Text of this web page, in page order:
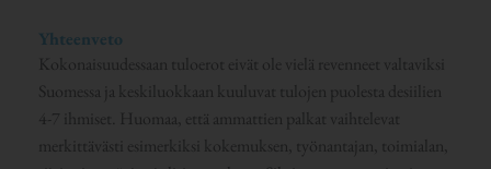
Yhteenveto
Kokonaisuudessaan tuloerot eivät ole vielä revenneet valtaviksi
Suomessa ja keskiluokkaan kuuluvat tulojen puolesta desiilien
4-7 ihmiset. Huomaa, että ammattien palkat vaihtelevat
merkittävästi esimerkiksi kokemuksen, työnantajan, toimialan,